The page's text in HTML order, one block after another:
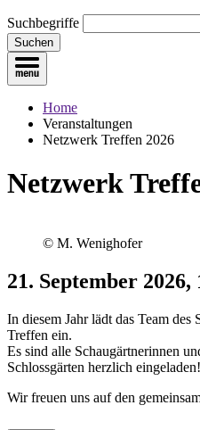
Suchbegriffe
Suchen
Home
Veranstaltungen
Netzwerk Treffen 2026
Netzwerk
© M. Wenighofer
21. September 2026,
In diesem Jahr lädt das Team
Treffen ein.
Es sind alle Schaugärtnerinnen
Schlossgärten herzlich eingeladen!
Wir freuen uns auf den